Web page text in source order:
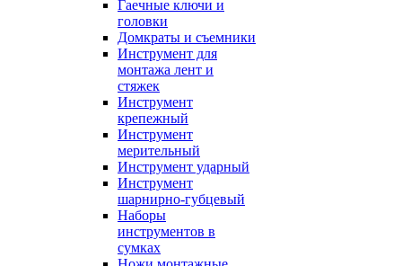
Гаечные ключи и
головки
Домкраты и съемники
Инструмент для
монтажа лент и
стяжек
Инструмент
крепежный
Инструмент
мерительный
Инструмент ударный
Инструмент
шарнирно-губцевый
Наборы
инструментов в
сумках